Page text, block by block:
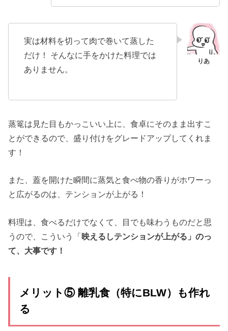
実は材料を切って肉で巻いて蒸した
だけ！ そんなに手をかけた料理では
ありません。
蒸篭は見た目もかっこいい上に、食卓にそのまま出すこ
とができるので、盛り付けをグレードアップしてくれま
す！
また、蓋を開けた瞬間に蒸気と食べ物の香りがホワーっ
と広がるのは、テンションが上がる！
料理は、食べるだけでなくて、目でも味わうものだと思
うので、こういう「映えるしテンションが上がる」のっ
て、大事です！
メリット⑤ 離乳食（特にBLW）も作れ
る